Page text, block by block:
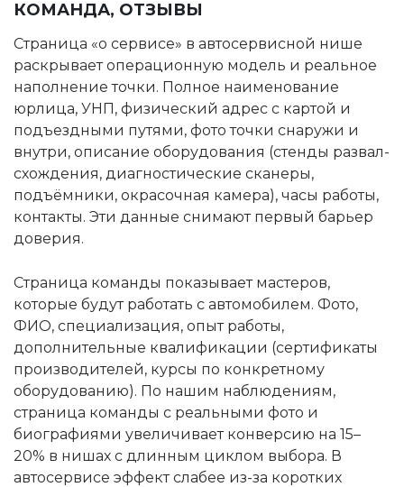
КОМАНДА, ОТЗЫВЫ
Страница «о сервисе» в автосервисной нише
раскрывает операционную модель и реальное
наполнение точки. Полное наименование
юрлица, УНП, физический адрес с картой и
подъездными путями, фото точки снаружи и
внутри, описание оборудования (стенды развал-
схождения, диагностические сканеры,
подъёмники, окрасочная камера), часы работы,
контакты. Эти данные снимают первый барьер
доверия.
Страница команды показывает мастеров,
которые будут работать с автомобилем. Фото,
ФИО, специализация, опыт работы,
дополнительные квалификации (сертификаты
производителей, курсы по конкретному
оборудованию). По нашим наблюдениям,
страница команды с реальными фото и
биографиями увеличивает конверсию на 15–
20% в нишах с длинным циклом выбора. В
автосервисе эффект слабее из-за коротких